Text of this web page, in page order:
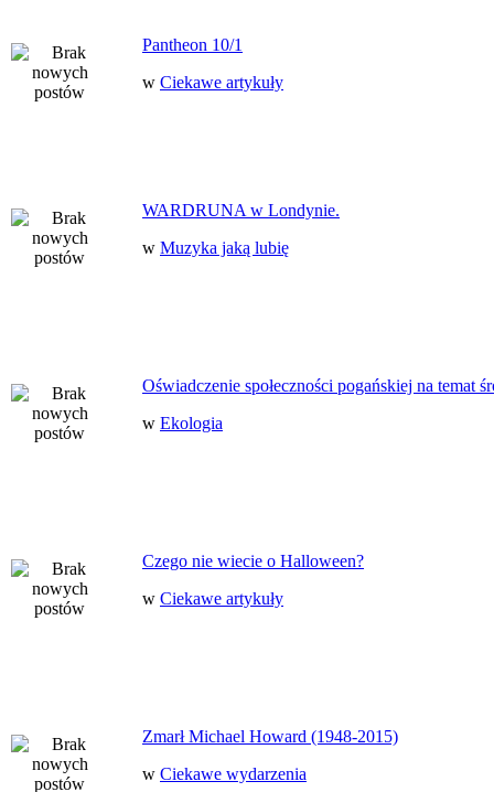
Pantheon 10/1
w Ciekawe artykuły
WARDRUNA w Londynie.
w Muzyka jaką lubię
Oświadczenie społeczności pogańskiej na temat
w Ekologia
Czego nie wiecie o Halloween?
w Ciekawe artykuły
Zmarł Michael Howard (1948-2015)
w Ciekawe wydarzenia